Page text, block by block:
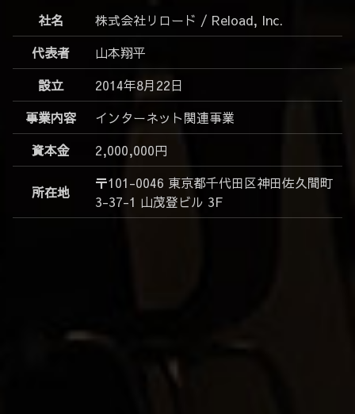
社名
株式会社リロード / Reload, Inc.
代表者
山本翔平
設立
2014年8月22日
事業内容
インターネット関連事業
資本金
2,000,000円
所在地
〒101-0046 東京都千代田区神田佐久間町
3-37-1 山茂登ビル 3F